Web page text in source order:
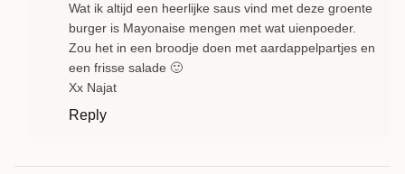
Wat ik altijd een heerlijke saus vind met deze groente
burger is Mayonaise mengen met wat uienpoeder.
Zou het in een broodje doen met aardappelpartjes en
een frisse salade 🙂
Xx Najat
Reply